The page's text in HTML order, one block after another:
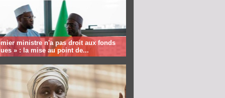
ministre n'a pas droit aux fonds
» : la mise au point de...